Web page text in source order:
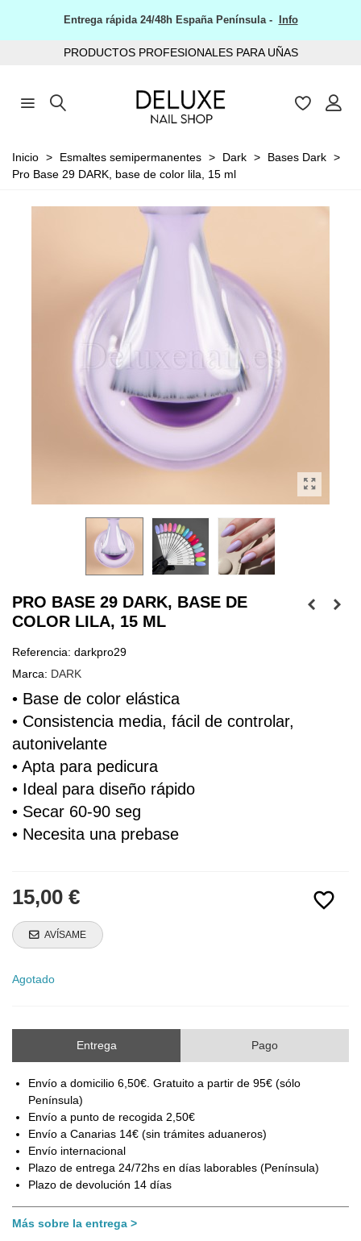
Entrega rápida 24/48h España Península - Info
PRODUCTOS PROFESIONALES PARA UÑAS
Inicio > Esmaltes semipermanentes > Dark > Bases Dark >
Pro Base 29 DARK, base de color lila, 15 ml
PRO BASE 29 DARK, BASE DE
COLOR LILA, 15 ML
Referencia: darkpro29
Marca: DARK
• Base de color elástica
• Consistencia media, fácil de controlar,
autonivelante
• Apta para pedicura
• Ideal para diseño rápido
• Secar 60-90 seg
• Necesita una prebase
favorite_border
15,00 €
AVÍSAME
Agotado
Entrega Pago
Envío a domicilio 6,50€. Gratuito a partir de 95€ (sólo
Península)
Envío a punto de recogida 2,50€
Envío a Canarias 14€ (sin trámites aduaneros)
Envío internacional
Plazo de entrega 24/72hs en días laborables (Península)
Plazo de devolución 14 días
Más sobre la entrega